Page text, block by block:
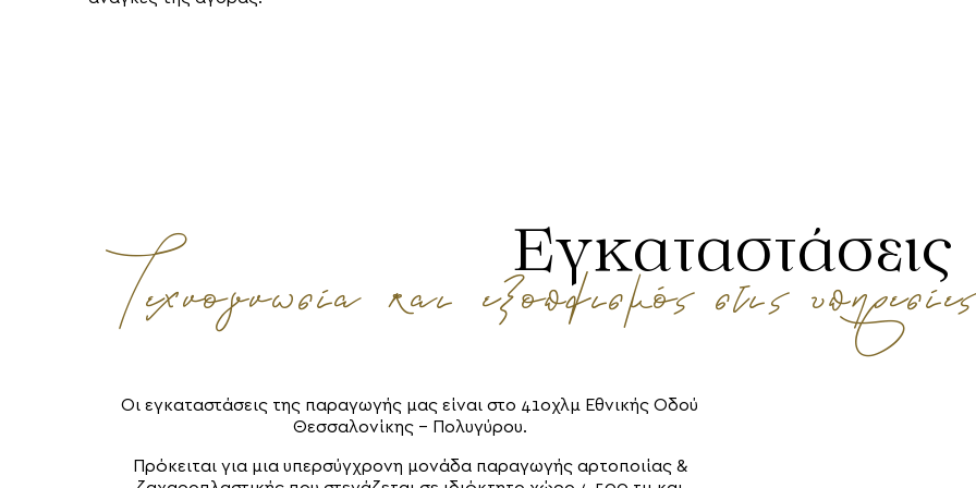
Εγκαταστάσεις
Τεχνογνωσία και εξοπλισμός στις
Oι εγκαταστάσεις της παραγωγής μας είναι στο 41οχλμ Εθνικής Οδού
Θεσσαλονίκης – Πολυγύρου.
Πρόκειται για μια υπερσύγχρονη μονάδα παραγωγής αρτοποιίας &